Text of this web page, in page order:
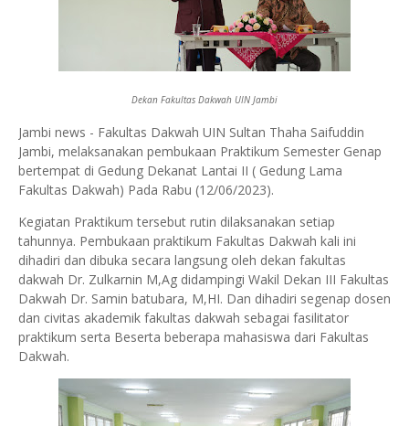
Dekan Fakultas Dakwah UIN Jambi
Jambi news - Fakultas Dakwah UIN Sultan Thaha Saifuddin
Jambi, melaksanakan pembukaan Praktikum Semester Genap
bertempat di Gedung Dekanat Lantai II ( Gedung Lama
Fakultas Dakwah) Pada Rabu (12/06/2023).
Kegiatan Praktikum tersebut rutin dilaksanakan setiap
tahunnya. Pembukaan praktikum Fakultas Dakwah kali ini
dihadiri dan dibuka secara langsung oleh dekan fakultas
dakwah Dr. Zulkarnin M,Ag didampingi Wakil Dekan III Fakultas
Dakwah Dr. Samin batubara, M,HI. Dan dihadiri segenap dosen
dan civitas akademik fakultas dakwah sebagai fasilitator
praktikum serta Beserta beberapa mahasiswa dari Fakultas
Dakwah.